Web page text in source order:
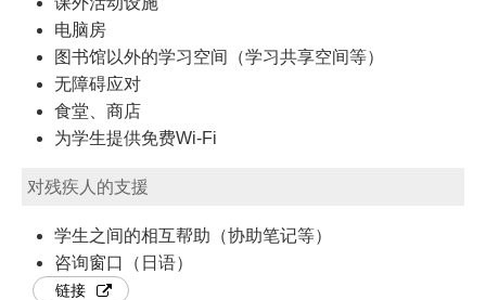
电脑房
图书馆以外的学习空间（学习共享空间等）
无障碍应对
食堂、商店
为学生提供免费Wi-Fi
对残疾人的支援
学生之间的相互帮助（协助笔记等）
咨询窗口（日语）
链接